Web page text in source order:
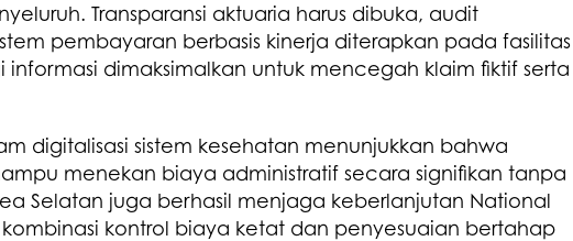
Transparansi aktuaria harus dibuka, audit
pembayaran berbasis kinerja diterapkan pada fasilitas
dimaksimalkan untuk mencegah klaim fiktif serta
digitalisasi sistem kesehatan menunjukkan bahwa
menekan biaya administratif secara signifikan tanpa
Selatan juga berhasil menjaga keberlanjutan National
kontrol biaya ketat dan penyesuaian bertahap